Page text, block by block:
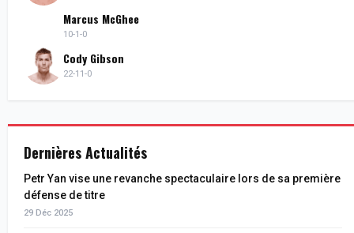
Marcus McGhee
10-1-0
Cody Gibson
22-11-0
Dernières Actualités
Petr Yan vise une revanche spectaculaire lors de sa première
défense de titre
29 Déc 2025